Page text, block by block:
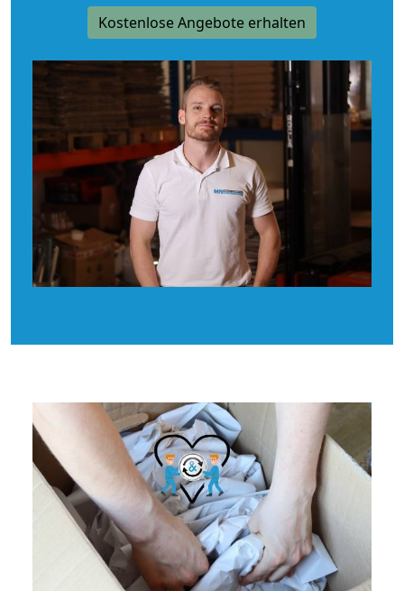
Kostenlose Angebote erhalten